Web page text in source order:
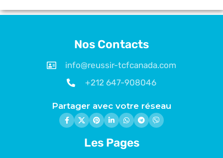
Nos Contacts
info@reussir-tcfcanada.com
+212 647-908046
Partager avec votre réseau
Les Pages